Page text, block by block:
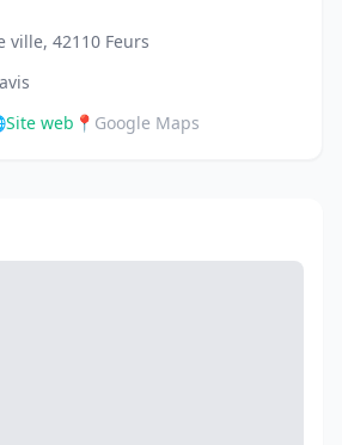
ville, 42110 Feurs
Site web 📍 Google Maps